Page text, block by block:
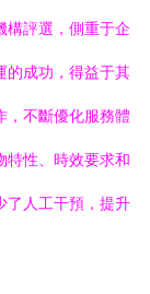
構評選，側重于企
的成功，得益于其
，不斷優化服務體
特性、時效要求和
了人工干預，提升